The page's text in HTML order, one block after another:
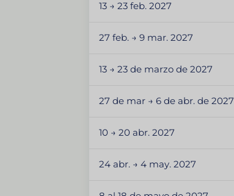
13 → 23 feb. 2027
27 feb. → 9 mar. 2027
13 → 23 de marzo de 2027
27 de mar → 6 de abr. de 2027
10 → 20 abr. 2027
24 abr. → 4 may. 2027